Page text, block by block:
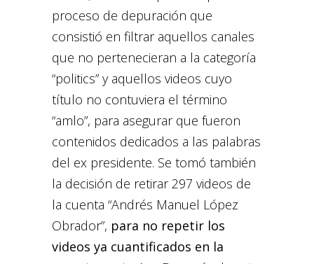
proceso de depuración que
consistió en filtrar aquellos canales
que no pertenecieran a la categoría
“politics” y aquellos videos cuyo
título no contuviera el término
“amlo”, para asegurar que fueron
contenidos dedicados a las palabras
del ex presidente. Se tomó también
la decisión de retirar 297 videos de
la cuenta “Andrés Manuel López
Obrador”, para no repetir los
videos ya cuantificados en la